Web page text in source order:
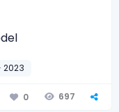
- 2023
0 697